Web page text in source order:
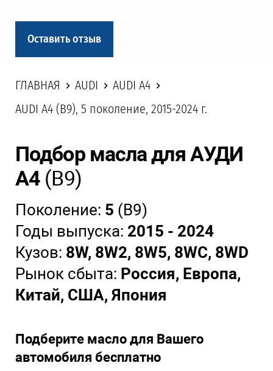
Оставить отзыв
ГЛАВНАЯ AUDI
AUDI A4
AUDI A4 (B9), 5 поколение, 2015-2024 г.
Подбор масла для АУДИ
А4 (В9)
Поколение: 5 (В9)
Годы выпуска: 2015 - 2024
Кузов: 8W, 8W2, 8W5, 8WC, 8WD
Рынок сбыта: Россия, Европа,
Китай, США, Япония
Подберите масло для Вашего
автомобиля бесплатно